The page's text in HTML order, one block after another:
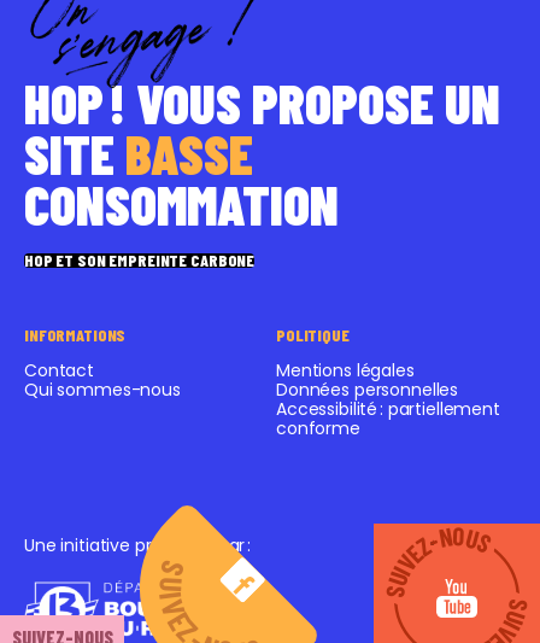
HOP ! VOUS PROPOSE UN
SITE BASSE
CONSOMMATION
HOP ET SON EMPREINTE CARBONE
INFORMATIONS
Contact
Qui sommes-nous
POLITIQUE
Mentions légales
Données personnelles
Accessibilité : partiellement
conforme
Une initiative proposée par:
SUIVEZ-NOUS
SUIVEZ-NOUS
SUIVEZ-NOUS